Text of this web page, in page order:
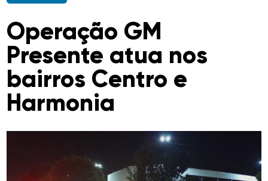
Operação GM
Presente atua nos
bairros Centro e
Harmonia